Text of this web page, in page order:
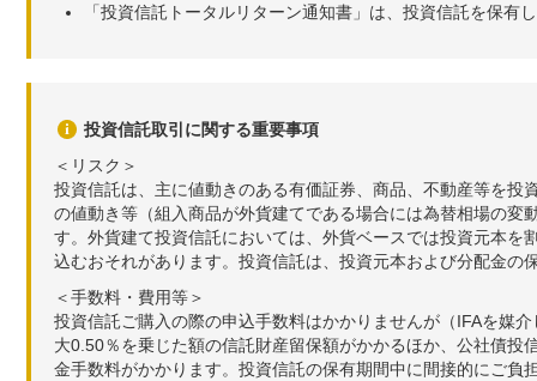
「投資信託トータルリターン通知書」は、投資信託を保有
投資信託取引に関する重要事項
＜リスク＞
投資信託は、主に値動きのある有価証券、商品、不動産等を
の値動き等（組入商品が外貨建てである場合には為替相場の
す。外貨建て投資信託においては、外貨ベースでは投資元本
込むおそれがあります。投資信託は、投資元本および分配金の
＜手数料・費用等＞
投資信託ご購入の際の申込手数料はかかりませんが（IFAを媒
大0.50％を乗じた額の信託財産留保額がかかるほか、公社債
金手数料がかかります。投資信託の保有期間中に間接的にご